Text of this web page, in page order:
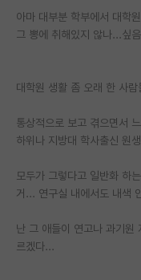
홍보 게시판
유학교육
이벤트
재팬라운지 🌸
아마 대부분 학부에서 대학
그 뽕에 취해있지 않나...싶음
대학원 생활 좀 오래 한 사
통상적으로 보고 겪으면서
하위나 지방대 학사출신 원
모두가 그렇다고 일반화 하
거... 연구실 내에서도 내색
난 그 애들이 연고나 과기원
르겠다...